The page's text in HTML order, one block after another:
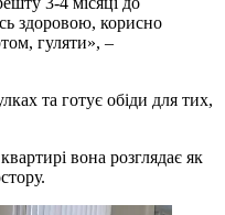
здоровою, корисно
гуляти», –
та готує обіди для тих,
вона розглядає як